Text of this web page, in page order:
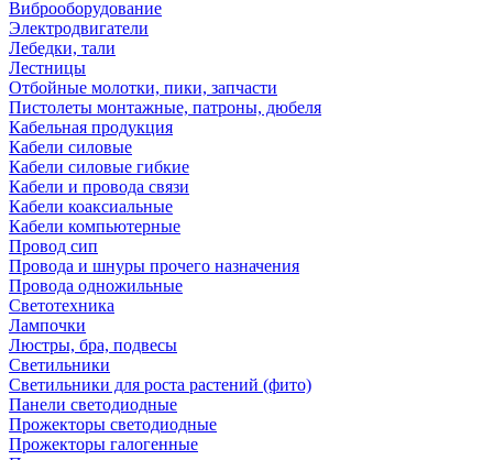
Виброоборудование
Электродвигатели
Лебедки, тали
Лестницы
Отбойные молотки, пики, запчасти
Пистолеты монтажные, патроны, дюбеля
Кабельная продукция
Кабели силовые
Кабели силовые гибкие
Кабели и провода связи
Кабели коаксиальные
Кабели компьютерные
Провод сип
Провода и шнуры прочего назначения
Провода одножильные
Светотехника
Лампочки
Люстры, бра, подвесы
Светильники
Светильники для роста растений (фито)
Панели светодиодные
Прожекторы светодиодные
Прожекторы галогенные